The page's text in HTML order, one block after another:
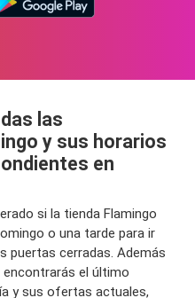
las
y sus horarios
en
si la tienda Flamingo
o una tarde para ir
puertas cerradas. Además
el último
y sus ofertas actuales,